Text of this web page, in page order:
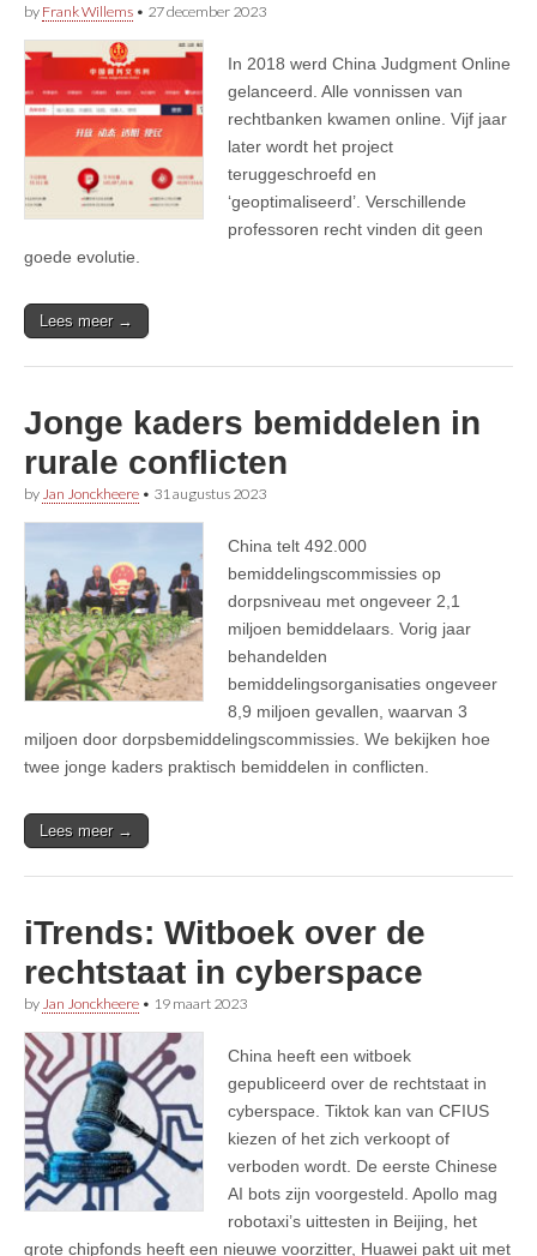
by Frank Willems • 27 december 2023
In 2018 werd China Judgment Online
gelanceerd. Alle vonnissen van
rechtbanken kwamen online. Vijf jaar
later wordt het project
teruggeschroefd en
‘geoptimaliseerd’. Verschillende
professoren recht vinden dit geen
goede evolutie.
Lees meer →
Jonge kaders bemiddelen in
rurale conflicten
by Jan Jonckheere • 31 augustus 2023
China telt 492.000
bemiddelingscommissies op
dorpsniveau met ongeveer 2,1
miljoen bemiddelaars. Vorig jaar
behandelden
bemiddelingsorganisaties ongeveer
8,9 miljoen gevallen, waarvan 3
miljoen door dorpsbemiddelingscommissies. We bekijken hoe
twee jonge kaders praktisch bemiddelen in conflicten.
Lees meer →
iTrends: Witboek over de
rechtstaat in cyberspace
by Jan Jonckheere • 19 maart 2023
China heeft een witboek
gepubliceerd over de rechtstaat in
cyberspace. Tiktok kan van CFIUS
kiezen of het zich verkoopt of
verboden wordt. De eerste Chinese
AI bots zijn voorgesteld. Apollo mag
robotaxi’s uittesten in Beijing, het
grote chipfonds heeft een nieuwe voorzitter, Huawei pakt uit met